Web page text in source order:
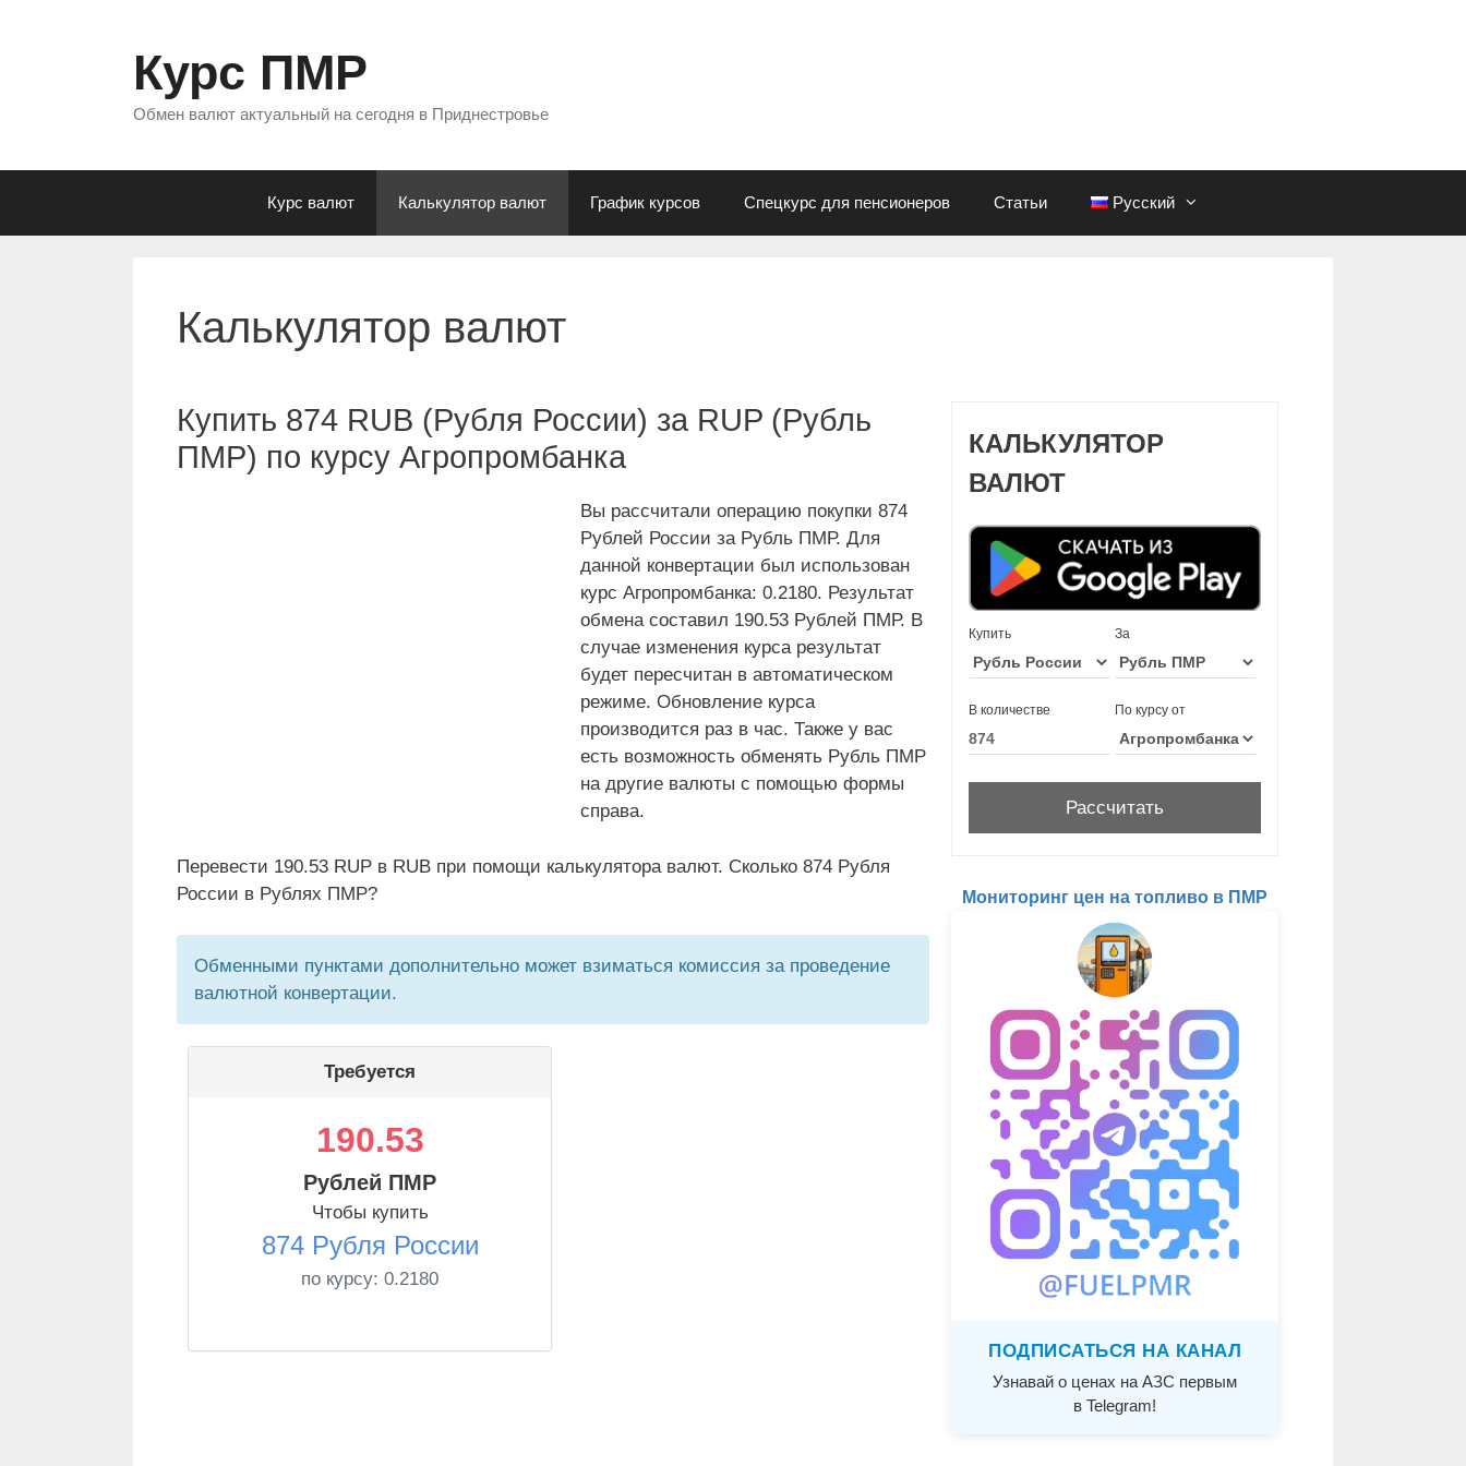
Курс ПМР
Обмен валют актуальный на сегодня в Приднестровье
Курс валют Калькулятор валют График курсов Спецкурс для пенсионеров Статьи Русский
Калькулятор валют
Купить 874 RUB (Рубля России) за RUP (Рубль
ПМР) по курсу Агропромбанка
Вы рассчитали операцию покупки 874
Рублей России за Рубль ПМР. Для
данной конвертации был использован
курс Агропромбанка: 0.2180. Результат
обмена составил 190.53 Рублей ПМР. В
случае изменения курса результат
будет пересчитан в автоматическом
режиме. Обновление курса
производится раз в час. Также у вас
есть возможность обменять Рубль ПМР
на другие валюты с помощью формы
справа.
Перевести 190.53 RUP в RUB при помощи калькулятора валют. Сколько 874 Рубля
России в Рублях ПМР?
Обменными пунктами дополнительно может взиматься комиссия за проведение
валютной конвертации.
Требуется
190.53
Рублей ПМР
Чтобы купить
874 Рубля России
по курсу: 0.2180
КАЛЬКУЛЯТОР
ВАЛЮТ
Купить За
В количестве По курсу от
Мониторинг цен на топливо в ПМР
ПОДПИСАТЬСЯ НА КАНАЛ
Узнавай о ценах на АЗС первым
в Telegram!